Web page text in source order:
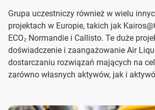
Grupa uczestniczy również w wielu
projektach w Europie, takich jak
ECO₂ Normandie i Callisto. Te duże
doświadczenie i zaangażowanie Air
dostarczaniu rozwiązań mających na
zarówno własnych aktywów, jak i